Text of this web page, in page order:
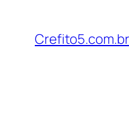
Crefito5.com.br